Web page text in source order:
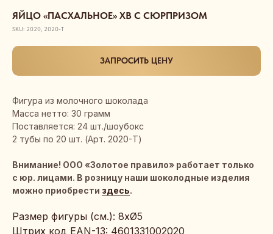
ЯЙЦО «ПАСХАЛЬНОЕ» ХВ С СЮРПРИЗОМ
SKU: 2020, 2020-Т
ЗАПРОСИТЬ ЦЕНУ
Фигура из молочного шоколада
Масса нетто: 30 грамм
Поставляется: 24 шт./шоубокс
2 тубы по 20 шт. (Арт. 2020-Т)
Внимание! ООО «Золотое правило» работает только
с юр. лицами. В розницу наши шоколодные изделия
можно приобрести здесь.
Размер фигуры (см.): 8хØ5
Штрих код EAN-13: 4601331002020